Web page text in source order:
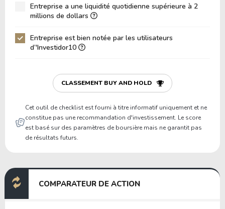
Capitaux Propres / Actifs
0.52
Passifs / Actifs
Ratio de Liquidité
P/Actif Circulant Net
Entreprise a une liquidité quotidienne supérieure à 2
millions de dollars
Entreprise est bien notée par les utilisateurs
d’'Investidor10
CLASSEMENT BUY AND HOLD
Cet outil de checklist est fourni à titre informatif uniquement et ne
constitue pas une recommandation d'investissement. Le score
est basé sur des paramètres de boursière mais ne garantit pas
de résultats futurs.
COMPARATEUR DE ACTION